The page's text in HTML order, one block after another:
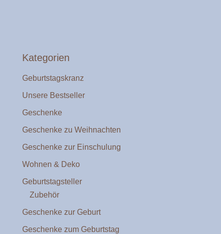
Kategorien
Geburtstagskranz
Unsere Bestseller
Geschenke
Geschenke zu Weihnachten
Geschenke zur Einschulung
Wohnen & Deko
Geburtstagsteller
Zubehör
Geschenke zur Geburt
Geschenke zum Geburtstag